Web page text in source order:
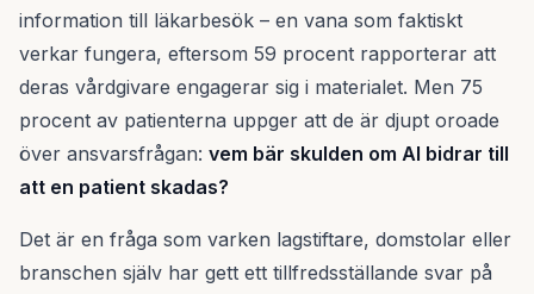
information till läkarbesök – en vana som faktiskt
verkar fungera, eftersom 59 procent rapporterar att
deras vårdgivare engagerar sig i materialet. Men 75
procent av patienterna uppger att de är djupt oroade
över ansvarsfrågan: vem bär skulden om AI bidrar till
att en patient skadas?
Det är en fråga som varken lagstiftare, domstolar eller
branschen själv har gett ett tillfredsställande svar på